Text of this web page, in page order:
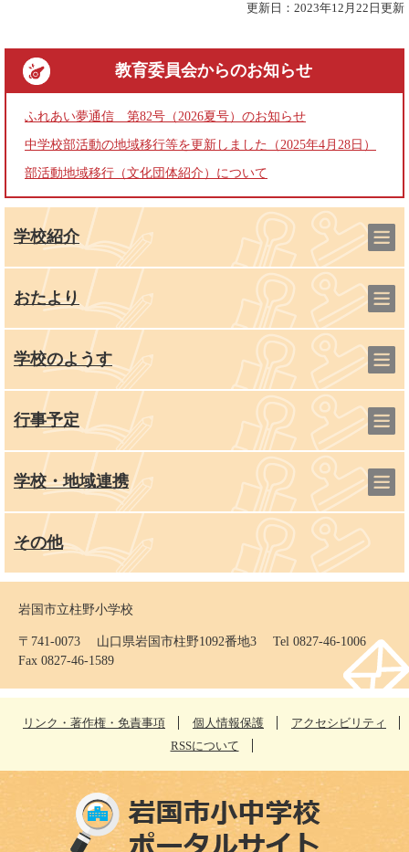
更新日：2023年12月22日更新
教育委員会からのお知らせ
ふれあい夢通信 第82号（2026夏号）のお知らせ
中学校部活動の地域移行等を更新しました（2025年4月28日）
部活動地域移行（文化団体紹介）について
学校紹介
おたより
学校のようす
行事予定
学校・地域連携
その他
岩国市立柱野小学校
〒741-0073 山口県岩国市柱野1092番地3 Tel 0827-46-1006
Fax 0827-46-1589
リンク・著作権・免責事項 個人情報保護
アクセシビリティ
RSSについて